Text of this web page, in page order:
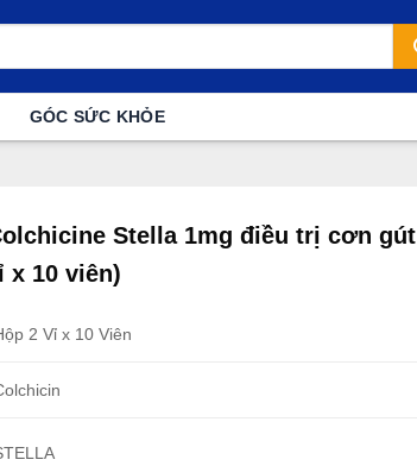
GÓC SỨC KHỎE
Stella 1mg điều trị cơn gút
x 10 viên)
2 Vỉ x 10 Viên